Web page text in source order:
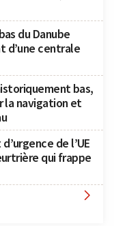
du Danube
d’une centrale
bas,
la navigation et
de l’UE
qui frappe
